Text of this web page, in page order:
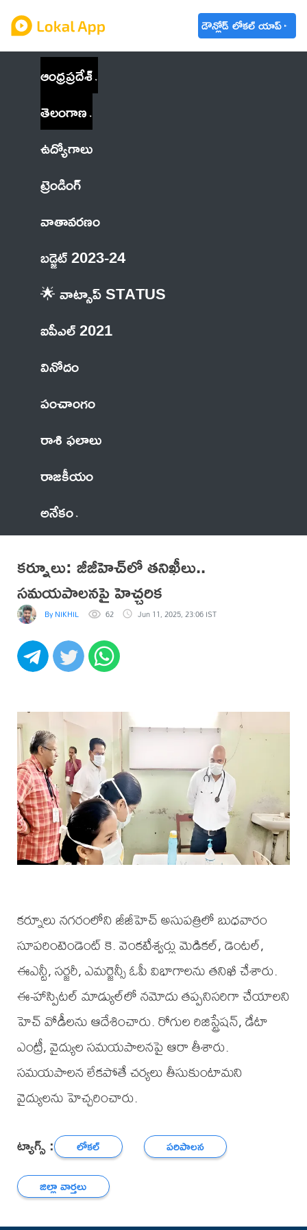
డౌన్లోడ్ లోకల్ యాప్
ఆంధ్రప్రదేశ్
తెలంగాణ
ఉద్యోగాలు
ట్రెండింగ్
వాతావరణం
బడ్జెట్ 2023-24
🌟 వాట్సాప్ STATUS
ఐపీఎల్ 2021
వినోదం
పంచాంగం
రాశి ఫలాలు
రాజకీయం
అనేకం
కర్నూలు: జీజీహెచ్‌లో తనిఖీలు..
సమయపాలనపై హెచ్చరిక
By NIKHIL 62 Jun 11, 2025, 23:06 IST
కర్నూలు నగరంలోని జీజీహెచ్‌ అసుపత్రిలో బుధవారం
సూపరింటెండెంట్ కె. వెంకటేశ్వర్లు మెడికల్‌, డెంటల్‌,
ఈఎన్టీ, సర్జరీ, ఎమర్జెన్సీ ఓపీ విభాగాలను తనిఖీ చేశారు.
ఈ-హాస్పిటల్‌ మాడ్యుల్‌లో నమోదు తప్పనిసరిగా చేయాలని
హెచ్ వోడీలను ఆదేశించారు. రోగుల రిజిస్ట్రేషన్, డేటా
ఎంట్రీ, వైద్యుల సమయపాలనపై ఆరా తీశారు.
సమయపాలన లేకపోతే చర్యలు తీసుకుంటామని
వైద్యులను హెచ్చరించారు.
ట్యాగ్స్ : లోకల్
పరిపాలన
జిల్లా వార్తలు